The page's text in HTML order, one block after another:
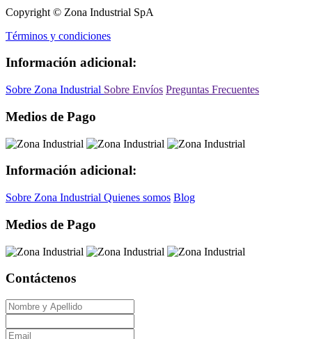
Copyright © Zona Industrial SpA
Términos y condiciones
Información adicional:
Sobre Zona Industrial Sobre Envíos Preguntas Frecuentes
Medios de Pago
Información adicional:
Sobre Zona Industrial Quienes somos Blog
Medios de Pago
Contáctenos